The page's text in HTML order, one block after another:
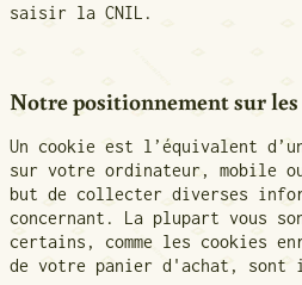
saisir la CNIL.
Notre positionnement sur
Un cookie est l’équivalent
sur votre ordinateur, mobile
but de collecter diverses
concernant. La plupart vous
certains, comme les cookies
de votre panier d'achat, sont